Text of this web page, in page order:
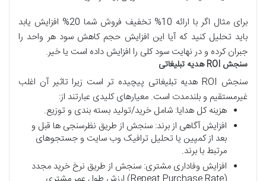
برای مثال اگر با ارائه 10% تخفیف فروش شما 20% افزایش یابد
باید تحلیل کنید که آیا این افزایش حجم کاهش سود هر واحد را
جبران کرده و در نهایت سود کلی را افزایش داده است یا خیر.
سنجش هدیه تبلیغاتی
سنجش ROI هدیه تبلیغاتی پیچیده تر است زیرا تاثیر آن اغلب
غیرمستقیم و بلندمدت است. معیارهای کلیدی عبارتند از:
هزینه کل هدایا: شامل خرید/تولید بسته بندی و توزیع.
افزایش آگاهی از برند: سنجش از طریق نظرسنجی ها قبل و
بعد از کمپین یا تحلیل ترافیک وب سایت و جستجوهای
مرتبط با برند.
افزایش وفاداری مشتری: سنجش از طریق نرخ خرید مجدد